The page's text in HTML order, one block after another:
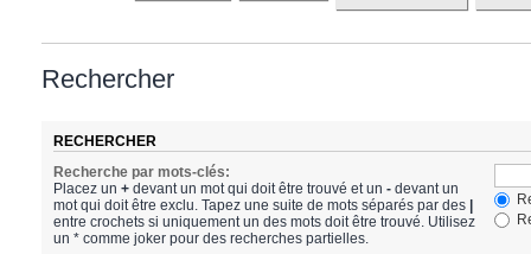
Rechercher
RECHERCHER
Recherche par mots-clés:
Placez un +devant un mot qui doit être trouvé et un -devant un
mot qui doit être exclu. Tapez une suite de mots séparés par des
entre crochets si uniquement un des mots doit être trouvé. Utilisez
un * comme joker pour des recherches partielles.